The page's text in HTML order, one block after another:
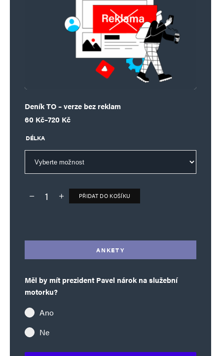
Deník TO – verze bez reklam
60 Kč–720 Kč
Rozpětí cen: 60 Kč až 720 Kč
DÉLKA
Deník TO – verze bez reklam množství
PŘIDAT DO KOŠÍKU
ANKETY
Měl by mít prezident Pavel nárok na služební
motorku?
Ano
Ne